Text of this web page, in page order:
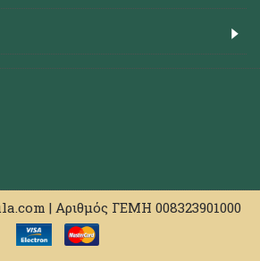
| Αριθμός ΓΕΜΗ 008323901000